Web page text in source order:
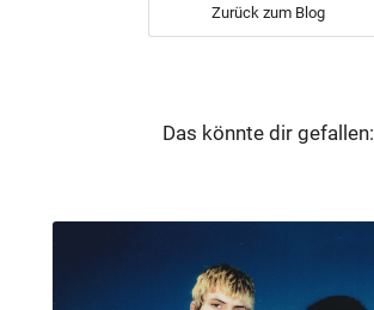
Zurück zum Blog
Das könnte dir gefallen: